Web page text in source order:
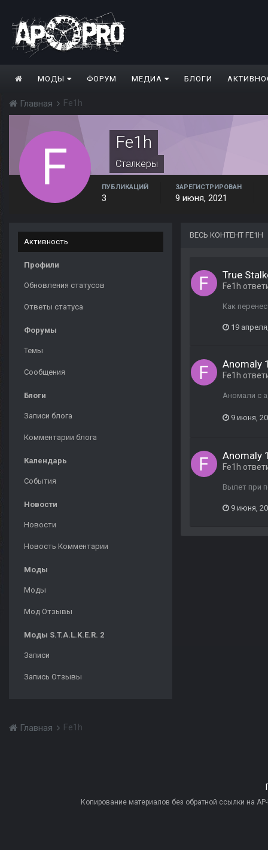
МОДЫ ФОРУМ МЕДИА БЛОГИ
Главная Fe1h
Fe1h
Сталкеры
ПУБЛИКАЦИЙ
3
ЗАРЕГИСТРИРОВАН
9 июня, 2021
Активность
Профили
Обновления статусов
Ответы статуса
Форумы
Темы
Сообщения
Блоги
Записи блога
Комментарии блога
Календарь
События
Новости
Новости
Новость Комментарии
Моды
Моды
Мод Отзывы
Моды S.T.A.L.K.E.R. 2
Записи
Запись Отзывы
ВЕСЬ КОНТЕНТ FE1H
True
Fe1h
Как
19
Anomaly
Fe1h
Аномали с
9 июня,
Anomaly
Fe1h
Вылет при
9 июня,
Главная Fe1h
Копирование материалов без обратной ссылки на